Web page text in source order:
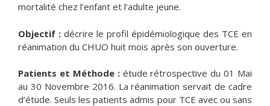
mortalité chez l’enfant et l’adulte jeune.
Objectif : décrire le profil épidémiologique des TCE en
réanimation du CHUO huit mois après son ouverture.
Patients et Méthode :étude rétrospective du 01 Mai
au 30 Novembre 2016. La réanimation servait de cadre
d’étude. Seuls les patients admis pour TCE avec ou sans